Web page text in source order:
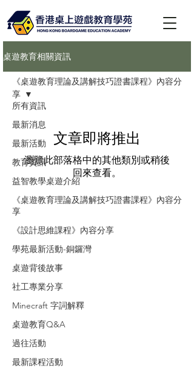
桌遊教育相關資訊
所有資訊
最新消息
最新活動
教育資訊
益智教學桌遊介紹
《桌遊教育理論及講解技巧證書課程》內容分
享
《設計思維課程》內容分享
學苑最新活動-銅鑼灣
桌遊背後故事
社工專業分享
Minecraft 字詞解釋
桌遊教育Q&A
過往活動
最新課程活動
《桌遊教育理論及講解技巧證書課程》內容分
享
文章即將推出
瀏覽此部落格中的其他類別或稍後
回來查看。